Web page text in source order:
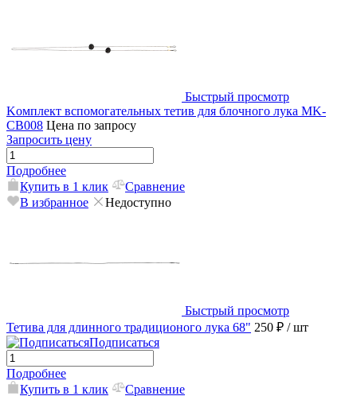
Быстрый просмотр
Kомплект вспомогательных тетив для блочного лука MK-
CB008 Цена по запросу
Запросить цену
Подробнее
Купить в 1 клик
Сравнение
В избранное
Недоступно
Быстрый просмотр
Тетива для длинного традиционого лука 68" 250 ₽ / шт
Подписаться
Подробнее
Купить в 1 клик
Сравнение